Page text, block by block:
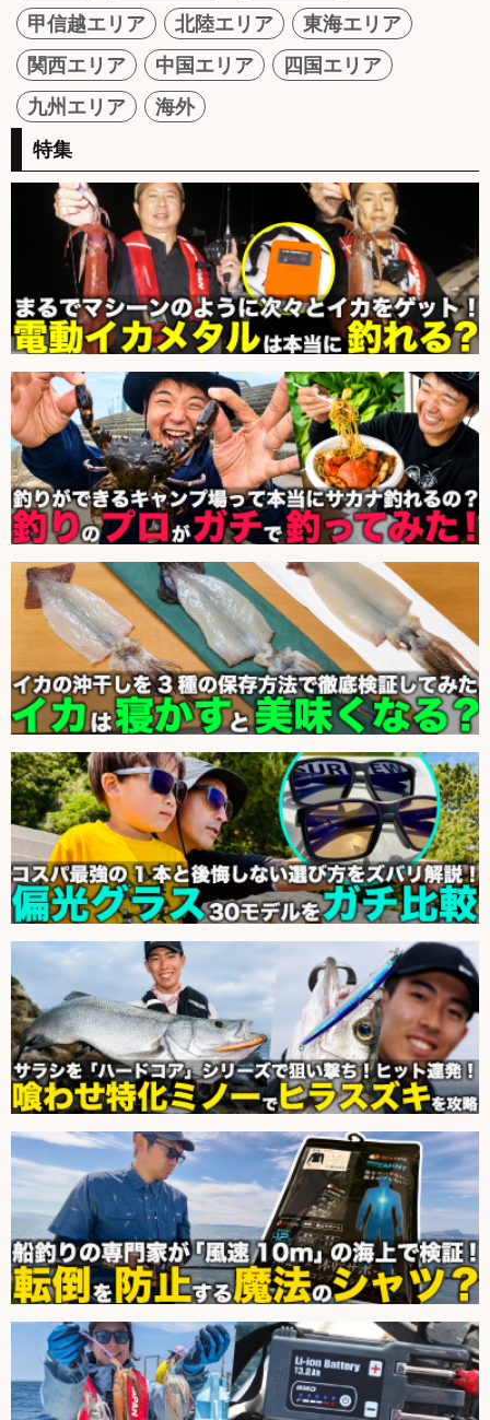
甲信越エリア
北陸エリア
東海エリア
関西エリア
中国エリア
四国エリア
九州エリア
海外
特集